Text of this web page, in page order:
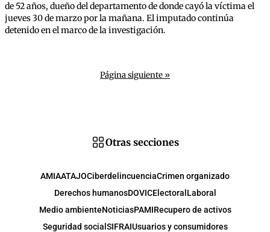
de 52 años, dueño del departamento de donde cayó la víctima el
jueves 30 de marzo por la mañana. El imputado continúa
detenido en el marco de la investigación.
Página siguiente »
Otras secciones
AMIAATAJOCiberdelincuenciaCrimen organizado
Derechos humanosDOVICElectoral Laboral
Medio ambienteNoticiasPAMIRecupero de activos
Seguridad social SIFRAIUsuarios y consumidores